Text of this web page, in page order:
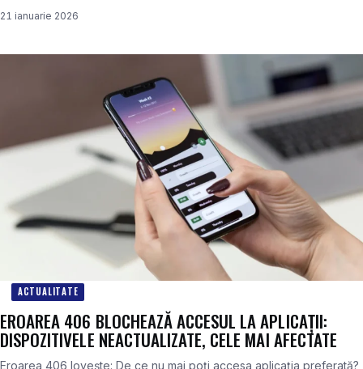
21 ianuarie 2026
ACTUALITATE
EROAREA 406 BLOCHEAZĂ ACCESUL LA APLICAȚII:
DISPOZITIVELE NEACTUALIZATE, CELE MAI AFECTATE
Eroarea 406 lovește: De ce nu mai poți accesa aplicația preferată?